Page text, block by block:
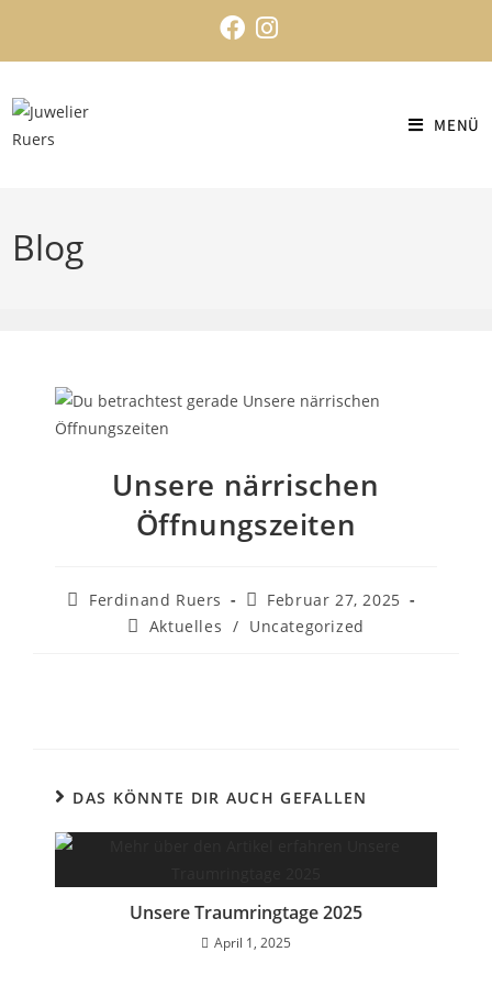
MENÜ
Blog
Unsere närrischen
Öffnungszeiten
Ferdinand Ruers
Februar 27, 2025
Aktuelles / Uncategorized
DAS KÖNNTE DIR AUCH GEFALLEN
Unsere Traumringtage 2025
April 1, 2025